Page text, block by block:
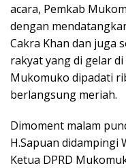
acara, Pemkab
dengan
Cakra Khan dan juga
rakyat yang di gelar
Mukomuko dipadati
berlangsung meriah.
Dimoment malam
H.Sapuan didampingi
Ketua DPRD